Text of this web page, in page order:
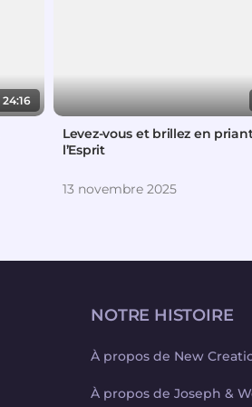
24:16
Levez-vous et brillez en
l’Esprit
13 novembre 2025
NOTRE HISTOIRE
À propos de New
À propos de Joseph &